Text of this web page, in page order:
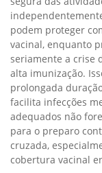
podem proteger
vacinal, enquanto
seriamente a crise
alta imunização.
prolongada
facilita infecções
adequados não
para o preparo
cruzada,
cobertura vacinal